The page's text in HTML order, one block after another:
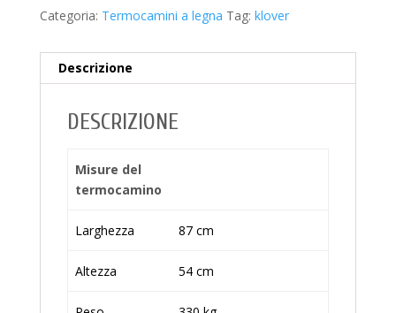
Categoria: Termocamini a legna Tag: klover
Descrizione
DESCRIZIONE
Misure del
termocamino
Larghezza 87 cm
Altezza 54 cm